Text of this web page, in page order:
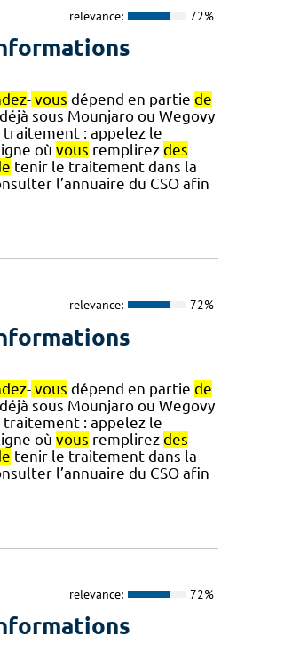
relevance: 72%
- vous dépend en partie de
sous Mounjaro ou Wegovy
traitement : appelez le
où vous remplirez des
tenir le traitement dans la
l’annuaire du CSO afin
relevance: 72%
- vous dépend en partie de
sous Mounjaro ou Wegovy
traitement : appelez le
où vous remplirez des
tenir le traitement dans la
l’annuaire du CSO afin
relevance: 72%